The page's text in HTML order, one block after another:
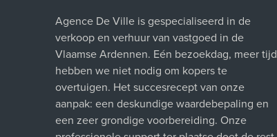
Agence De Ville is gespecialiseerd in de
verkoop en verhuur van vastgoed in de
Vlaamse Ardennen. Eén bezoekdag, meer tijd
hebben we niet nodig om kopers te
overtuigen. Het succesrecept van onze
aanpak: een deskundige waardebepaling en
een zeer grondige voorbereiding. Onze